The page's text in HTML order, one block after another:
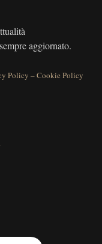
aggiornato.
Policy –Cookie Policy